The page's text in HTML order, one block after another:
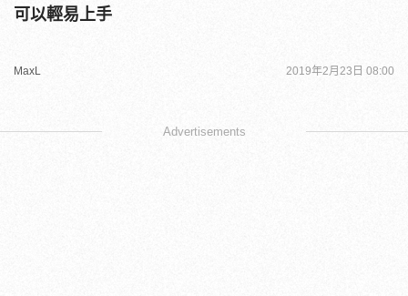
可以輕易上手
MaxL 2019年2月23日 08:00
Advertisements